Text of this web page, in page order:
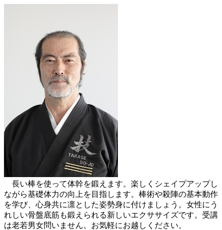
長い棒を使って体幹を鍛えます。楽しくシェイプアップし
ながら基礎体力の向上を目指します。棒術や殺陣の基本動作
を学び、心身共に凛とした姿勢身に付けましょう。女性にう
れしい骨盤底筋も鍛えられる新しいエクササイズです。受講
は老若男女問いません。お気軽にお越しください。